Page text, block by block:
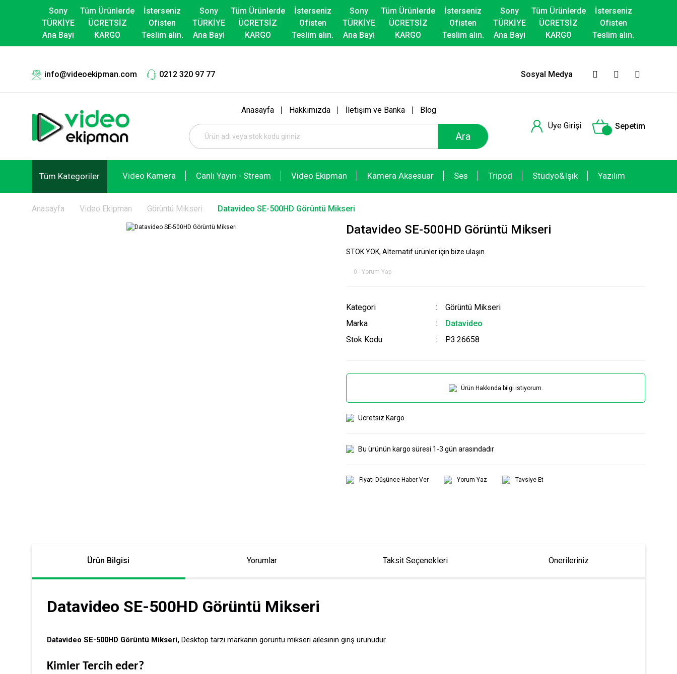
Sony
TÜRKİYE
Ana Bayi
Tüm Ürünlerde
ÜCRETSİZ
KARGO
İsterseniz
Ofisten
Teslim alın.
Sony
TÜRKİYE
Ana Bayi
Tüm Ürünlerde
ÜCRETSİZ
KARGO
İsterseniz
Ofisten
Teslim alın.
Sony
TÜRKİYE
Ana Bayi
Tüm Ürünlerde
ÜCRETSİZ
KARGO
İsterseniz
Ofisten
Teslim alın.
Sony
TÜRKİYE
Ana Bayi
Tüm Ürünlerde
ÜCRETSİZ
KARGO
İsterseniz
Ofisten
Teslim alın.
info@videoekipman.com 0212 320 97 77 Sosyal Medya
Anasayfa Hakkımızda İletişim ve Banka Blog
Ara
Üye Girişi Sepetim
Tüm Kategoriler Video Kamera Canlı Yayın - Stream Video Ekipman Kamera Aksesuar Ses Tripod Stüdyo&Işık Yazılım
Anasayfa Video Ekipman Görüntü Mikseri Datavideo SE-500HD Görüntü Mikseri
Datavideo SE-500HD Görüntü Mikseri
STOK YOK, Alternatif ürünler için bize ulaşın.
0 - Yorum Yap
Kategori
Görüntü Mikseri
Marka
Datavideo
Stok Kodu
P3.26658
Ürün Hakkında bilgi istiyorum.
Ücretsiz Kargo
Bu ürünün kargo süresi 1-3 gün arasındadır
Fiyatı Düşünce Haber Ver Yorum Yaz Tavsiye Et
Ürün Bilgisi Yorumlar Taksit Seçenekleri Önerileriniz
Datavideo SE-500HD Görüntü Mikseri
Datavideo SE-500HD Görüntü Mikseri, Desktop tarzı markanın görüntü mikseri ailesinin giriş ürünüdür.
Kimler Tercih eder?